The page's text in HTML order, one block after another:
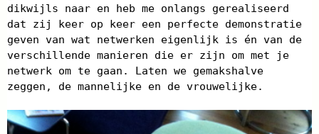
dikwijls naar en heb me onlangs gerealiseerd
dat zij keer op keer een perfecte demonstratie
geven van wat netwerken eigenlijk is én van de
verschillende manieren die er zijn om met je
netwerk om te gaan. Laten we gemakshalve
zeggen, de mannelijke en de vrouwelijke.